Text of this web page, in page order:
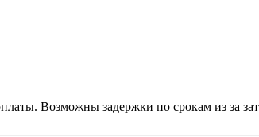
Возможны задержки по срокам из за